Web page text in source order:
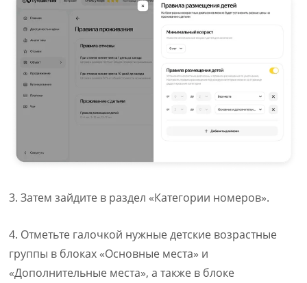
3. Затем зайдите в раздел «Категории номеров».
4. Отметьте галочкой нужные детские возрастные
группы в блоках «Основные места» и
«Дополнительные места», а также в блоке